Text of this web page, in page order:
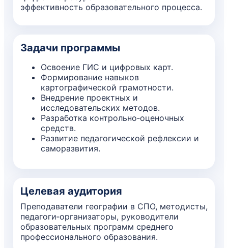
эффективность образовательного процесса.
Задачи программы
Освоение ГИС и цифровых карт.
Формирование навыков
картографической грамотности.
Внедрение проектных и
исследовательских методов.
Разработка контрольно‑оценочных
средств.
Развитие педагогической рефлексии и
саморазвития.
Целевая аудитория
Преподаватели географии в СПО, методисты,
педагоги‑организаторы, руководители
образовательных программ среднего
профессионального образования.